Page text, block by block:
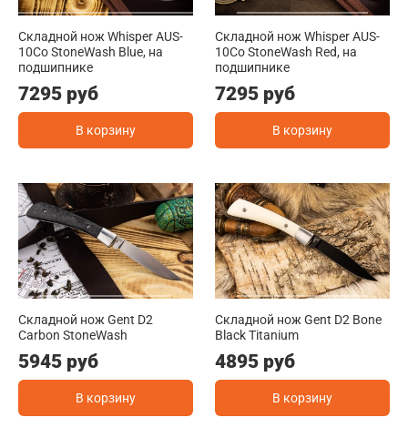
Складной нож Whisper AUS-
10Co StoneWash Blue, на
подшипнике
7295 руб
В корзину
Складной нож Whisper AUS-
10Co StoneWash Red, на
подшипнике
7295 руб
В корзину
Складной нож Gent D2
Carbon StoneWash
5945 руб
В корзину
Складной нож Gent D2 Bone
Black Titanium
4895 руб
В корзину